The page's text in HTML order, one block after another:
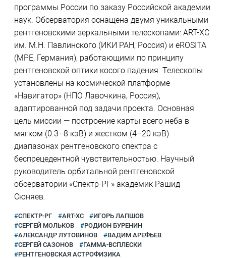
программы России по заказу Российской академии
наук. Обсерватория оснащена двумя уникальными
рентгеновскими зеркальными телескопами: ART-XC
им. М.Н. Павлинского (ИКИ РАН, Россия) и eROSITA
(MPE, Германия), работающими по принципу
рентгеновской оптики косого падения. Телескопы
установлены на космической платформе
«Навигатор» (НПО Лавочкина, Россия),
адаптированной под задачи проекта. Основная
цель миссии — построение карты всего неба в
мягком (0.3–8 кэВ) и жестком (4–20 кэВ)
диапазонах рентгеновского спектра с
беспрецедентной чувствительностью. Научный
руководитель орбитальной рентгеновской
обсерватории «Спектр-РГ» академик Рашид
Сюняев.
СПЕКТР-РГ ART-XC
ИГОРЬ ЛАПШОВ
СЕРГЕЙ МОЛЬКОВ
РОДИОН БУРЕНИН
АЛЕКСАНДР ЛУТОВИНОВ
ВАДИМ АРЕФЬЕВ
СЕРГЕЙ САЗОНОВ
ГАММА-ВСПЛЕСКИ
РЕНТГЕНОВСКАЯ АСТРОФИЗИКА